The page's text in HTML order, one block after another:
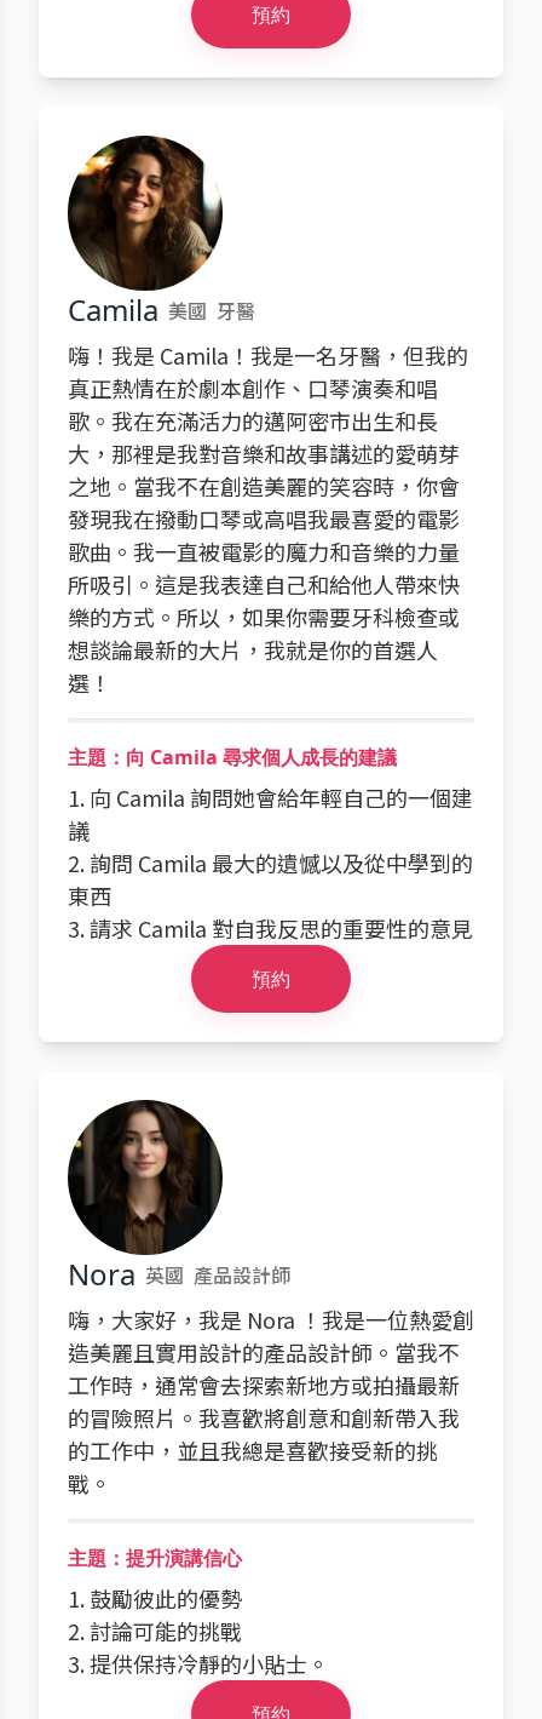
預約
Camila 美國 牙醫
嗨！我是 Camila！我是一名牙醫，但我的
真正熱情在於劇本創作、口琴演奏和唱
歌。我在充滿活力的邁阿密市出生和長
大，那裡是我對音樂和故事講述的愛萌芽
之地。當我不在創造美麗的笑容時，你會
發現我在撥動口琴或高唱我最喜愛的電影
歌曲。我一直被電影的魔力和音樂的力量
所吸引。這是我表達自己和給他人帶來快
樂的方式。所以，如果你需要牙科檢查或
想談論最新的大片，我就是你的首選人
選！
主題：向 Camila 尋求個人成長的建議
1. 向 Camila 詢問她會給年輕自己的一個建
議
2. 詢問 Camila 最大的遺憾以及從中學到的
東西
3. 請求 Camila 對自我反思的重要性的意見
預約
Nora 英國 產品設計師
嗨，大家好，我是 Nora ！我是一位熱愛創
造美麗且實用設計的產品設計師。當我不
工作時，通常會去探索新地方或拍攝最新
的冒險照片。我喜歡將創意和創新帶入我
的工作中，並且我總是喜歡接受新的挑
戰。
主題：提升演講信心
1. 鼓勵彼此的優勢
2. 討論可能的挑戰
3. 提供保持冷靜的小貼士。